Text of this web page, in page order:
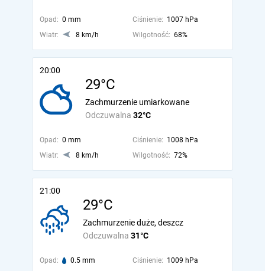
Opad: 0 mm Ciśnienie: 1007 hPa
Wiatr:
8 km/h Wilgotność: 68%
20:00
29°C
Odczuwalna 32°C
Zachmurzenie umiarkowane
Opad: 0 mm Ciśnienie: 1008 hPa
Wiatr:
8 km/h Wilgotność: 72%
21:00
29°C
Odczuwalna 31°C
Zachmurzenie duże, deszcz
Opad: 0.5 mm Ciśnienie: 1009 hPa